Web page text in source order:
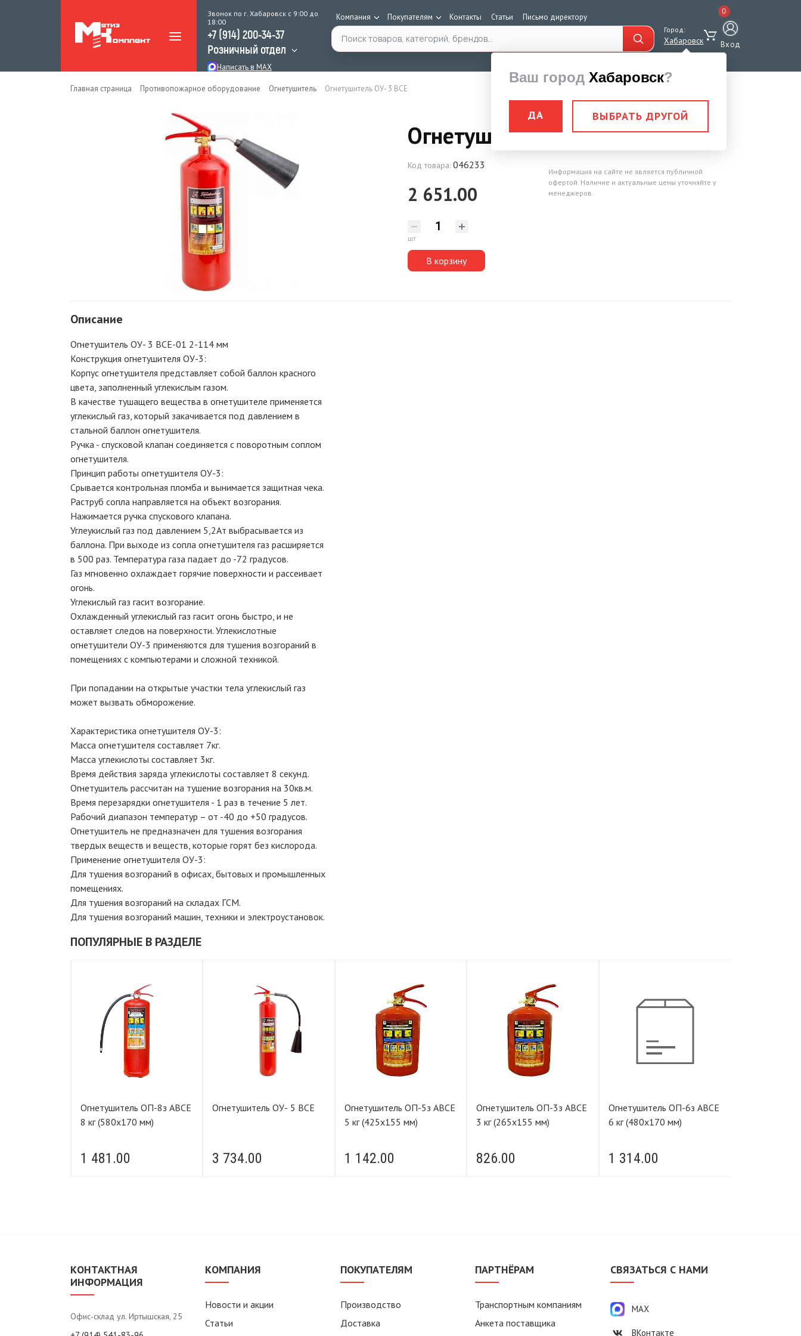
Звонок по г. Хабаровск с 9:00 до
18:00
+7 (914) 200-34-37
Розничный отдел
Написать в MAX
Компания Покупателям Контакты Статьи Письмо директору
Поиск по каталогу Город:
Хабаровск
Ваш город Хабаровск?
ДА ВЫБРАТЬ ДРУГОЙ
0
Вход
Главная страница Противопожарное оборудование Огнетушитель Огнетушитель ОУ- 3 ВСЕ
Огнетушитель ОУ- 3 ВСЕ
Код товара: 046233
2 651.00
шт
В корзину
Информация на сайте не является публичной
офертой. Наличие и актуальные цены уточняйте у
менеджеров.
Описание
Огнетушитель ОУ- 3 ВСЕ-01 2-114 мм
Конструкция огнетушителя ОУ-3:
Корпус огнетушителя представляет собой баллон красного
цвета, заполненный углекислым газом.
В качестве тушащего вещества в огнетушителе применяется
углекислый газ, который закачивается под давлением в
стальной баллон огнетушителя.
Ручка - спусковой клапан соединяется с поворотным соплом
огнетушителя.
Принцип работы огнетушителя ОУ-3:
Срывается контрольная пломба и вынимается защитная чека.
Раструб сопла направляется на объект возгорания.
Нажимается ручка спускового клапана.
Углеукислый газ под давлением 5,2Ат выбрасывается из
баллона. При выходе из сопла огнетушителя газ расширяется
в 500 раз. Температура газа падает до -72 градусов.
Газ мгновенно охлаждает горячие поверхности и рассеивает
огонь.
Углекислый газ гасит возгорание.
Охлажденный углекислый газ гасит огонь быстро, и не
оставляет следов на поверхности. Углекислотные
огнетушители ОУ-3 применяются для тушения возгораний в
помещениях с компьютерами и сложной техникой.
При попадании на открытые участки тела углекислый газ
может вызвать обморожение.
Характеристика огнетушителя ОУ-3:
Масса огнетушителя составляет 7кг.
Масса углекислоты составляет 3кг.
Время действия заряда углекислоты составляет 8 секунд.
Огнетушитель рассчитан на тушение возгорания на 30кв.м.
Время перезарядки огнетушителя - 1 раз в течение 5 лет.
Рабочий диапазон температур – от -40 до +50 градусов.
Огнетушитель не предназначен для тушения возгорания
твердых веществ и веществ, которые горят без кислорода.
Применение огнетушителя ОУ-3:
Для тушения возгораний в офисах, бытовых и промышленных
помещениях.
Для тушения возгораний на складах ГСМ.
Для тушения возгораний машин, техники и электроустановок.
ПОПУЛЯРНЫЕ В РАЗДЕЛЕ
Огнетушитель ОП-8з АВСЕ
8 кг (580х170 мм)
1 481.00
Огнетушитель ОУ- 5 ВСЕ
3 734.00
Огнетушитель ОП-5з АВСЕ
5 кг (425х155 мм)
1 142.00
Огнетушитель ОП-3з АВСЕ
3 кг (265х155 мм)
826.00
Огнетушитель ОП-6з АВСЕ
6 кг (480х170 мм)
1 314.00
КОНТАКТНАЯ
ИНФОРМАЦИЯ
Офис-склад ул. Иртышская, 25
КОМПАНИЯ
Новости и акции
Статьи
ПОКУПАТЕЛЯМ
Производство
Доставка
ПАРТНЁРАМ
Транспортным компаниям
Анкета поставщика
СВЯЗАТЬСЯ С НАМИ
MAX
ВКонтакте